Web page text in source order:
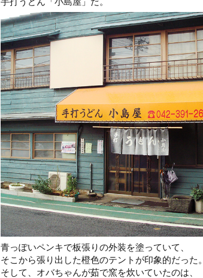
青っぽいペンキで板張りの外装を塗っていて、
そこから張り出した橙色のテントが印象的だった。
そして、オバちゃんが茹で窯を炊いていたのは、